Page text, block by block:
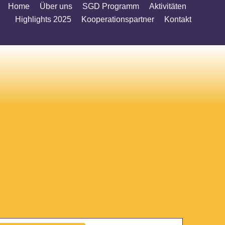
Home Über uns SGD Programm
Aktivitäten
Highlights 2025
Kooperationspartner Kontakt